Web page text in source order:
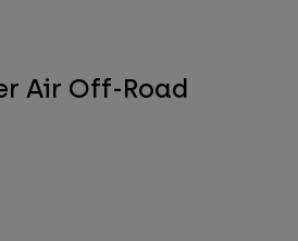
Air Off-Road